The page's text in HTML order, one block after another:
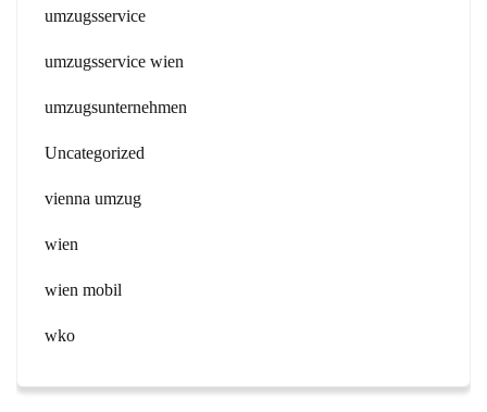
umzugsservice
umzugsservice wien
umzugsunternehmen
Uncategorized
vienna umzug
wien
wien mobil
wko